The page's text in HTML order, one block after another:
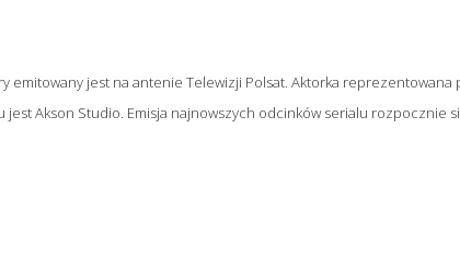
emitowany jest na antenie Telewizji Polsat. Aktorka reprezentowana
Akson Studio. Emisja najnowszych odcinków serialu rozpocznie